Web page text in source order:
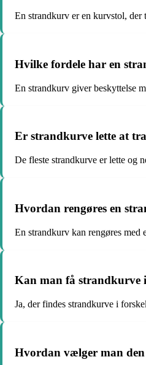
En strandkurv er en kurvstol, der
Hvilke fordele har en
En strandkurv giver beskyttelse
Er strandkurve lette at
De fleste strandkurve er lette og
Hvordan rengøres en
En strandkurv kan rengøres
Kan man få strandkurve
Ja, der findes strandkurve i
Hvordan vælger man